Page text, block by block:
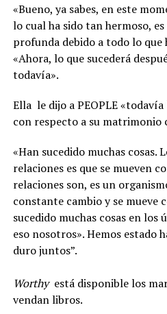
«Bueno, ya sabes, en este
lo cual ha sido tan hermoso,
profunda debido a todo lo que
«Ahora, lo que sucederá
todavía».
Ella le dijo a PEOPLE
con respecto a su matrimonio
«Han sucedido muchas cosas.
relaciones es que se mueven
relaciones son, es un
constante cambio y se mueve
sucedido muchas cosas en los
eso nosotros». Hemos estado
duro juntos”.
Worthy está disponible los
vendan libros.